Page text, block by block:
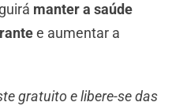
manter a saúde
e aumentar a
gratuito e libere-se das